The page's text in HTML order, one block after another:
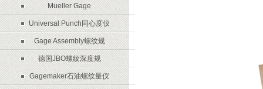
Mueller Gage
Universal Punch同心度仪
Gage Assembly螺纹规
德国JBO螺纹深度规
Gagemaker石油螺纹量仪